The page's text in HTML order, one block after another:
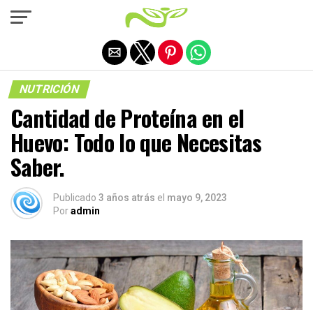
NUTRICIÓN
Cantidad de Proteína en el
Huevo: Todo lo que Necesitas
Saber.
Publicado 3 años atrás el mayo 9, 2023
Poradmin
Salir de la versión móvil